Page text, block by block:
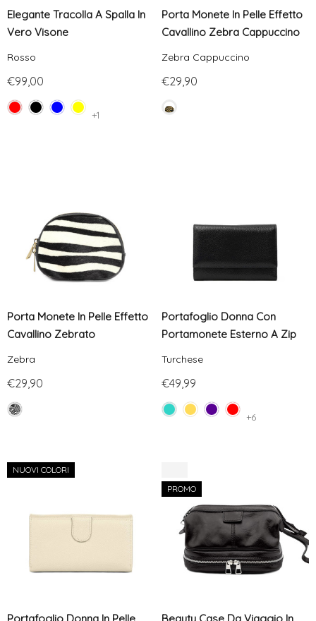
Elegante Tracolla A Spalla In
Vero Visone
Rosso
€99,00
+1
Porta Monete In Pelle Effetto
Cavallino Zebra Cappuccino
Zebra Cappuccino
€29,90
Porta Monete In Pelle Effetto
Cavallino Zebrato
Zebra
€29,90
Portafoglio Donna Con
Portamonete Esterno A Zip
Turchese
€49,99
+6
NUOVI COLORI
PROMO